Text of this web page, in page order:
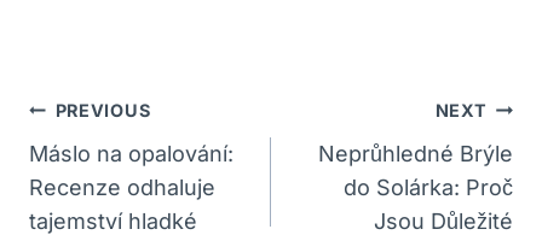
Navigace
Pro
Příspěvek
PREVIOUS
Máslo na opalování:
Recenze odhaluje
tajemství hladké
NEXT
Neprůhledné Brýle
do Solárka: Proč
Jsou Důležité